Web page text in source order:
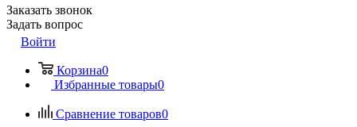
Заказать звонок
Задать вопрос
Войти
Корзина0
Избранные товары0
Сравнение товаров0